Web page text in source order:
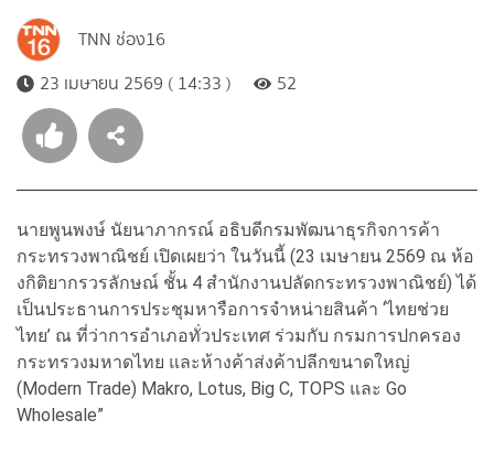
TNN ช่อง16
23 เมษายน 2569 ( 14:33 )
52
นายพูนพงษ์ นัยนาภากรณ์ อธิบดีกรมพัฒนาธุรกิจการค้า
กระทรวงพาณิชย์ เปิดเผยว่า ในวันนี้ (23 เมษายน 2569 ณ ห้อ
งกิติยากรวรลักษณ์ ชั้น 4 สำนักงานปลัดกระทรวงพาณิชย์) ได้
เป็นประธานการประชุมหารือการจำหน่ายสินค้า ‘ไทยช่วย
ไทย’ ณ ที่ว่าการอำเภอทั่วประเทศ ร่วมกับ กรมการปกครอง
กระทรวงมหาดไทย และห้างค้าส่งค้าปลีกขนาดใหญ่
(Modern Trade) Makro, Lotus, Big C, TOPS และ Go
Wholesale”